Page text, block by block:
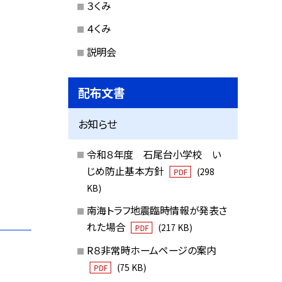
３くみ
４くみ
説明会
配布文書
お知らせ
令和８年度 石尾台小学校 い
じめ防止基本方針
PDF
(298
KB)
南海トラフ地震臨時情報が発表さ
れた場合
PDF (217 KB)
R８非常時ホームページの案内
PDF (75 KB)